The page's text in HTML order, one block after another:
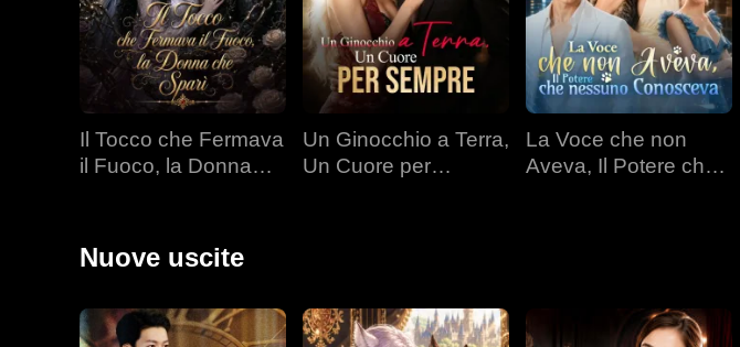
Il Tocco che Fermava
il Fuoco, la Donna
Un Ginocchio a Terra,
Un Cuore per
La Voce che non
Aveva, Il Potere che
Nuove uscite